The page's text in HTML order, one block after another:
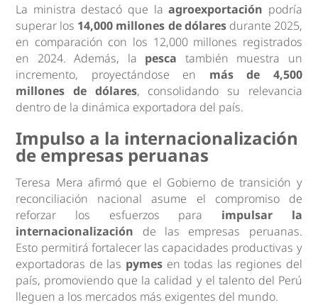
La ministra destacó que laagroexportación podría
superar los 14,000 millones de dólaresdurante 2025,
en comparación con los 12,000 millones registrados
en 2024. Además, la pesca también muestra un
incremento, proyectándose en más de 4,500
millones de dólares, consolidando su relevancia
dentro de la dinámica exportadora del país.
Impulso a la internacionalización
de empresas peruanas
Teresa Mera afirmó que el Gobierno de transición y
reconciliación nacional asume el compromiso de
reforzar los esfuerzos para impulsar la
internacionalización de las empresas peruanas.
Esto permitirá fortalecer las capacidades productivas y
exportadoras de las pymesen todas las regiones del
país, promoviendo que la calidad y el talento del Perú
lleguen a los mercados más exigentes del mundo.